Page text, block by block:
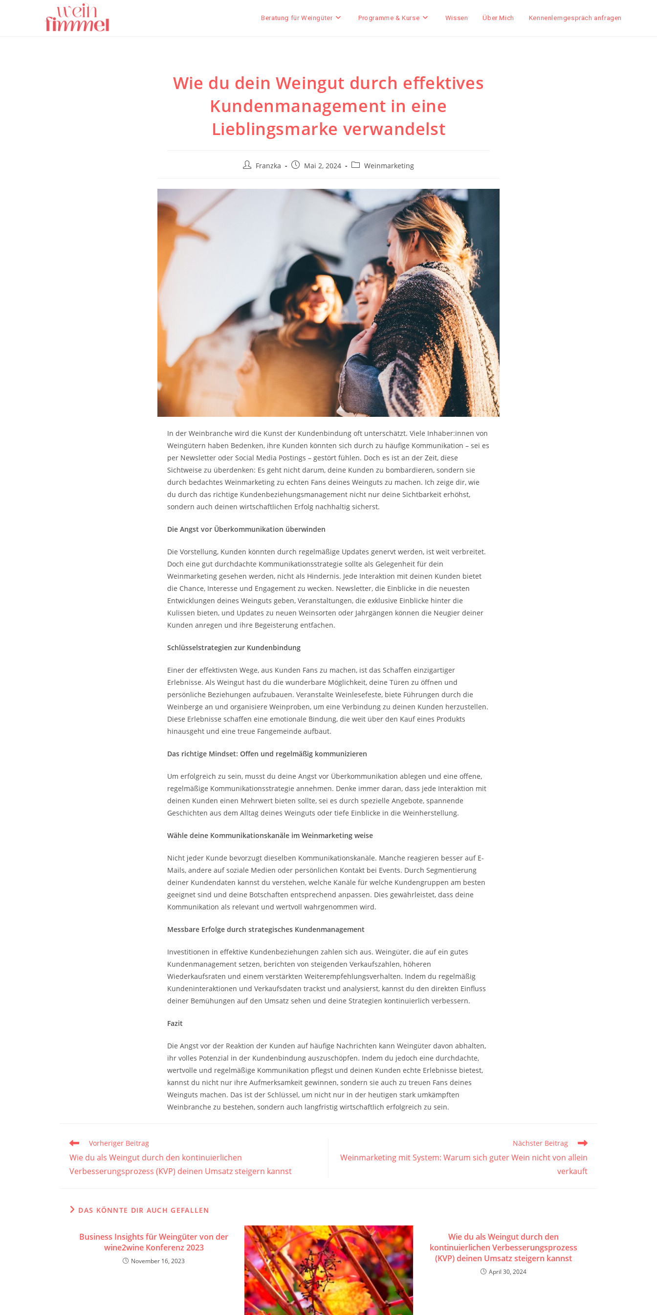
Beratung für Weingüter Programme & Kurse Wissen Über Mich Kennenlerngespräch anfragen
Wie du dein Weingut durch effektives
Kundenmanagement in eine
Lieblingsmarke verwandelst
Beitrags-
Franzka
BeitragMai 2, 2024
Beitrags-
Weinmarketing
In der Weinbranche wird die Kunst der Kundenbindung oft unterschätzt. Viele Inhaber:innen von
Weingütern haben Bedenken, ihre Kunden könnten sich durch zu häufige Kommunikation – sei es
per Newsletter oder Social Media Postings – gestört fühlen. Doch es ist an der Zeit, diese
Sichtweise zu überdenken: Es geht nicht darum, deine Kunden zu bombardieren, sondern sie
durch bedachtes Weinmarketing zu echten Fans deines Weinguts zu machen. Ich zeige dir, wie
du durch das richtige Kundenbeziehungsmanagement nicht nur deine Sichtbarkeit erhöhst,
sondern auch deinen wirtschaftlichen Erfolg nachhaltig sicherst.
Die Angst vor Überkommunikation überwinden
Die Vorstellung, Kunden könnten durch regelmäßige Updates genervt werden, ist weit verbreitet.
Doch eine gut durchdachte Kommunikationsstrategie sollte als Gelegenheit für dein
Weinmarketing gesehen werden, nicht als Hindernis. Jede Interaktion mit deinen Kunden bietet
die Chance, Interesse und Engagement zu wecken. Newsletter, die Einblicke in die neuesten
Entwicklungen deines Weinguts geben, Veranstaltungen, die exklusive Einblicke hinter die
Kulissen bieten, und Updates zu neuen Weinsorten oder Jahrgängen können die Neugier deiner
Kunden anregen und ihre Begeisterung entfachen.
Schlüsselstrategien zur Kundenbindung
Einer der effektivsten Wege, aus Kunden Fans zu machen, ist das Schaffen einzigartiger
Erlebnisse. Als Weingut hast du die wunderbare Möglichkeit, deine Türen zu öffnen und
persönliche Beziehungen aufzubauen. Veranstalte Weinlesefeste, biete Führungen durch die
Weinberge an und organisiere Weinproben, um eine Verbindung zu deinen Kunden herzustellen.
Diese Erlebnisse schaffen eine emotionale Bindung, die weit über den Kauf eines Produkts
hinausgeht und eine treue Fangemeinde aufbaut.
Das richtige Mindset: Offen und regelmäßig kommunizieren
Um erfolgreich zu sein, musst du deine Angst vor Überkommunikation ablegen und eine offene,
regelmäßige Kommunikationsstrategie annehmen. Denke immer daran, dass jede Interaktion mit
deinen Kunden einen Mehrwert bieten sollte, sei es durch spezielle Angebote, spannende
Geschichten aus dem Alltag deines Weinguts oder tiefe Einblicke in die Weinherstellung.
Wähle deine Kommunikationskanäle im Weinmarketing weise
Nicht jeder Kunde bevorzugt dieselben Kommunikationskanäle. Manche reagieren besser auf E-
Mails, andere auf soziale Medien oder persönlichen Kontakt bei Events. Durch Segmentierung
deiner Kundendaten kannst du verstehen, welche Kanäle für welche Kundengruppen am besten
geeignet sind und deine Botschaften entsprechend anpassen. Dies gewährleistet, dass deine
Kommunikation als relevant und wertvoll wahrgenommen wird.
Messbare Erfolge durch strategisches Kundenmanagement
Investitionen in effektive Kundenbeziehungen zahlen sich aus. Weingüter, die auf ein gutes
Kundenmanagement setzen, berichten von steigenden Verkaufszahlen, höheren
Wiederkaufsraten und einem verstärkten Weiterempfehlungsverhalten. Indem du regelmäßig
Kundeninteraktionen und Verkaufsdaten trackst und analysierst, kannst du den direkten Einfluss
deiner Bemühungen auf den Umsatz sehen und deine Strategien kontinuierlich verbessern.
Fazit
Die Angst vor der Reaktion der Kunden auf häufige Nachrichten kann Weingüter davon abhalten,
ihr volles Potenzial in der Kundenbindung auszuschöpfen. Indem du jedoch eine durchdachte,
wertvolle und regelmäßige Kommunikation pflegst und deinen Kunden echte Erlebnisse bietest,
kannst du nicht nur ihre Aufmerksamkeit gewinnen, sondern sie auch zu treuen Fans deines
Weinguts machen. Das ist der Schlüssel, um nicht nur in der heutigen stark umkämpften
Weinbranche zu bestehen, sondern auch langfristig wirtschaftlich erfolgreich zu sein.
Weitere
Artikel
ansehen
Vorheriger Beitrag
Wie du als Weingut durch den kontinuierlichen
Verbesserungsprozess (KVP) deinen Umsatz steigern kannst
Nächster Beitrag
Weinmarketing mit System: Warum sich guter Wein nicht von allein
verkauft
DAS KÖNNTE DIR AUCH GEFALLEN
Business Insights für Weingüter von der
wine2wine Konferenz 2023
November 16, 2023
Wie du als Weingut durch den
kontinuierlichen Verbesserungsprozess
(KVP) deinen Umsatz steigern kannst
April 30, 2024